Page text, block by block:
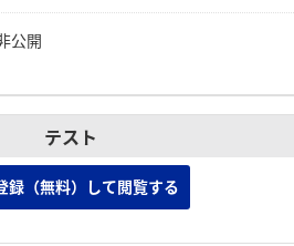
公開
テスト
録（無料）して閲覧する